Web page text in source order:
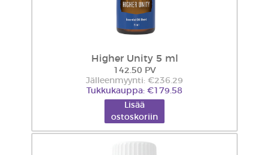
Higher Unity 5 ml
142.50 PV
Jälleenmyynti: €236.29
Tukkukauppa: €179.58
Lisää
ostoskoriin